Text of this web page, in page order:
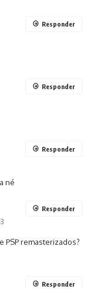
Responder
Responder
né
Responder
PSP remasterizados?
Responder
Responder